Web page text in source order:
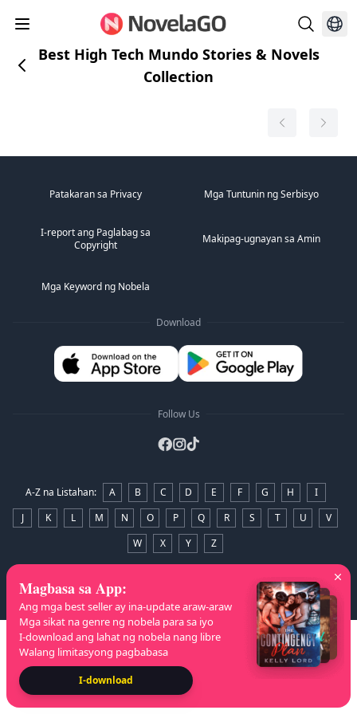
Best High Tech Mundo Stories & Novels
Collection
Patakaran sa Privacy Mga Tuntunin ng Serbisyo
I-report ang Paglabag sa
Copyright
Makipag-ugnayan sa Amin
Mga Keyword ng Nobela
Download
Follow Us
A-Z na Listahan: A B C D E F G H
I
J
K L M N O P Q R S T U
V
W
X Y Z
Magbasa sa App:
Ang mga best seller ay ina-update araw-araw
Mga sikat na genre ng nobela para sa iyo
I-download ang lahat ng nobela nang libre
Walang limitasyong pagbabasa
I-download